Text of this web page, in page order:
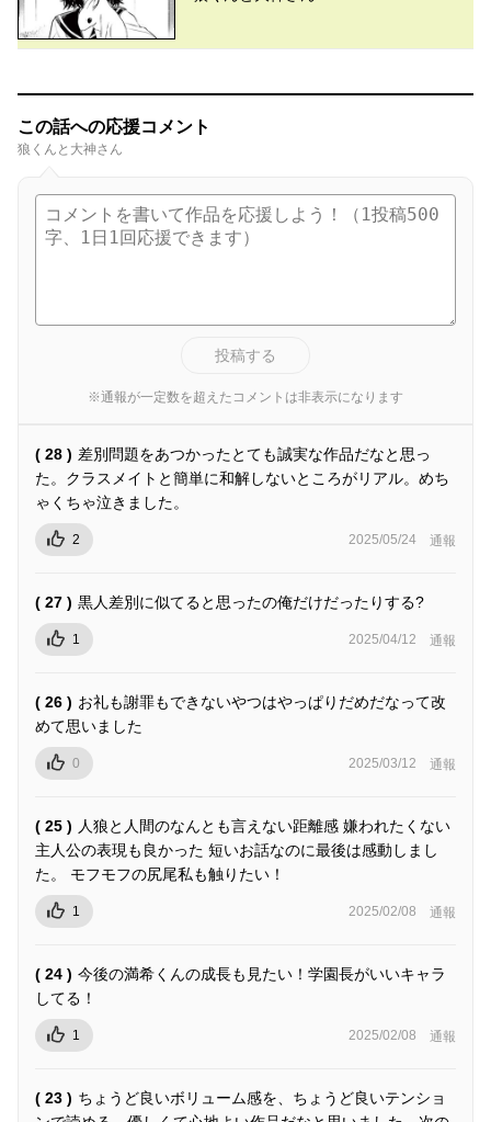
この話への応援コメント
狼くんと大神さん
投稿する
※通報が一定数を超えたコメントは非表示になります
( 28 ) 差別問題をあつかったとても誠実な作品だなと思っ
た。クラスメイトと簡単に和解しないところがリアル。めち
ゃくちゃ泣きました。
2 2025/05/24 通報
( 27 ) 黒人差別に似てると思ったの俺だけだったりする?
1 2025/04/12 通報
( 26 ) お礼も謝罪もできないやつはやっぱりだめだなって改
めて思いました
0 2025/03/12 通報
( 25 ) 人狼と人間のなんとも言えない距離感 嫌われたくない
主人公の表現も良かった 短いお話なのに最後は感動しまし
た。 モフモフの尻尾私も触りたい！
1 2025/02/08 通報
( 24 ) 今後の満希くんの成長も見たい！学園長がいいキャラ
してる！
1 2025/02/08 通報
( 23 ) ちょうど良いボリューム感を、ちょうど良いテンショ